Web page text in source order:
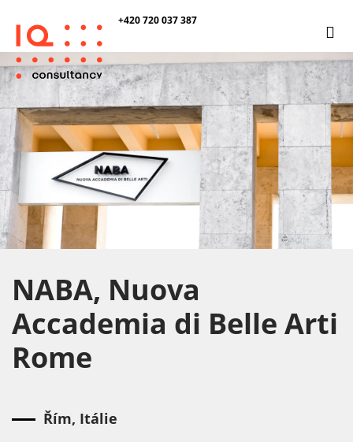
+420 720 037 387
NABA, Nuova
Accademia di Belle Arti
Rome
Řím, Itálie